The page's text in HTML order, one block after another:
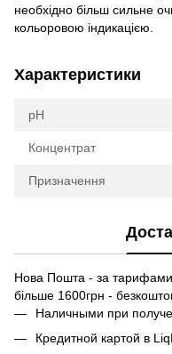
необхідно більш сильне
кольоровою індикацією.
Характеристики
pH
Концентрат
Призначення
Нова Пошта - за тарифами
більше 1600грн -
Наличными при
Кредитной картой в